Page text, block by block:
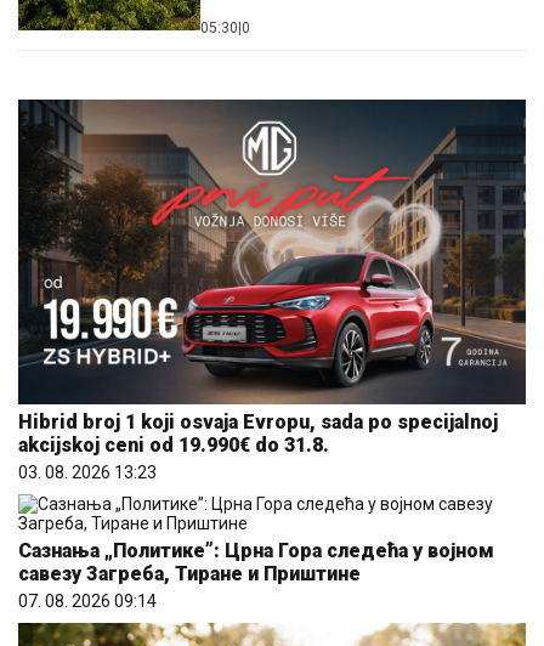
05:30 0
Hibrid broj 1 koji osvaja Evropu, sada po specijalnoj
akcijskoj ceni od 19.990€ do 31.8.
03. 08. 2026 13:23
Сазнања „Политике”: Црна Гора следећа у војном
савезу Загреба, Тиране и Приштине
07. 08. 2026 09:14